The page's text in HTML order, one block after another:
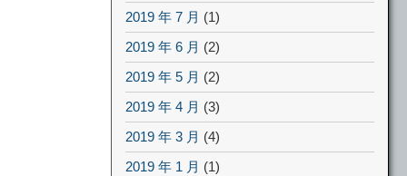
2019 年 7 月 (1)
2019 年 6 月 (2)
2019 年 5 月 (2)
2019 年 4 月 (3)
2019 年 3 月 (4)
2019 年 1 月 (1)